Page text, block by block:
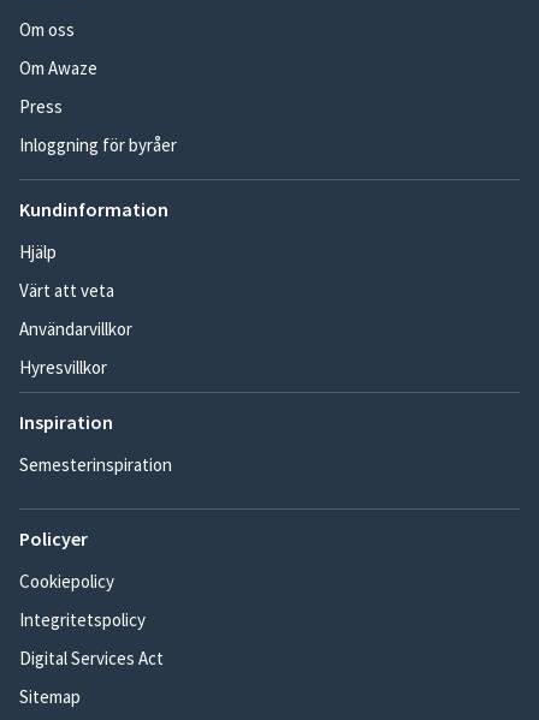
Om oss
Om Awaze
Press
Inloggning för byråer
Kundinformation
Hjälp
Värt att veta
Användarvillkor
Hyresvillkor
Inspiration
Semesterinspiration
Policyer
Cookiepolicy
Integritetspolicy
Digital Services Act
Sitemap